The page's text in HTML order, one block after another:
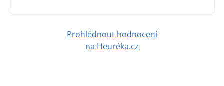
Prohlédnout hodnocení
na Heuréka.cz